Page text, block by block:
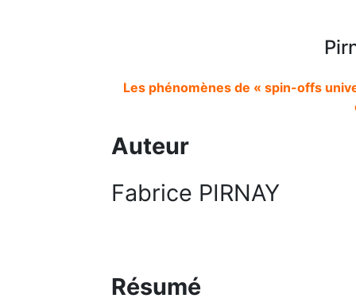
Les phénomènes de « spin-offs
Auteur
Fabrice PIRNAY
Résumé